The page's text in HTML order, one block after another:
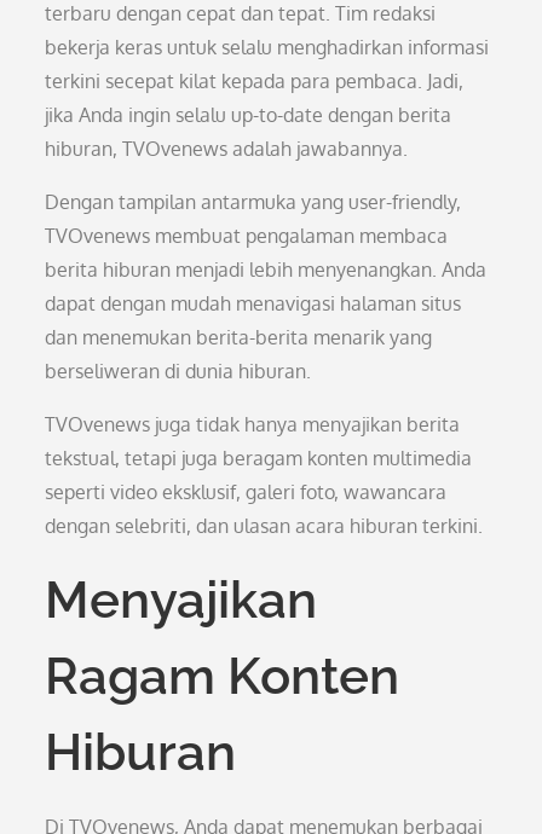
terbaru dengan cepat dan tepat. Tim redaksi
bekerja keras untuk selalu menghadirkan informasi
terkini secepat kilat kepada para pembaca. Jadi,
jika Anda ingin selalu up-to-date dengan berita
hiburan, TVOvenews adalah jawabannya.
Dengan tampilan antarmuka yang user-friendly,
TVOvenews membuat pengalaman membaca
berita hiburan menjadi lebih menyenangkan. Anda
dapat dengan mudah menavigasi halaman situs
dan menemukan berita-berita menarik yang
berseliweran di dunia hiburan.
TVOvenews juga tidak hanya menyajikan berita
tekstual, tetapi juga beragam konten multimedia
seperti video eksklusif, galeri foto, wawancara
dengan selebriti, dan ulasan acara hiburan terkini.
Menyajikan
Ragam Konten
Hiburan
Di TVOvenews, Anda dapat menemukan berbagai